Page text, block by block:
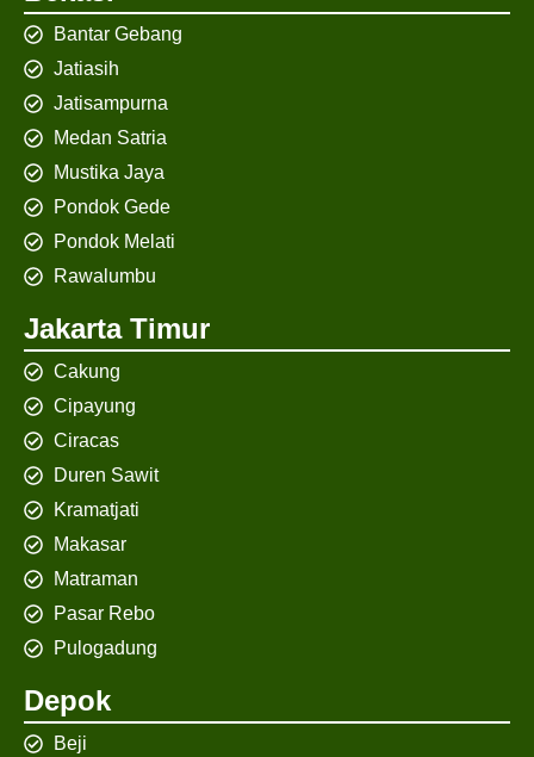
Bantar Gebang
Jatiasih
Jatisampurna
Medan Satria
Mustika Jaya
Pondok Gede
Pondok Melati
Rawalumbu
Jakarta Timur
Cakung
Cipayung
Ciracas
Duren Sawit
Kramatjati
Makasar
Matraman
Pasar Rebo
Pulogadung
Depok
Beji